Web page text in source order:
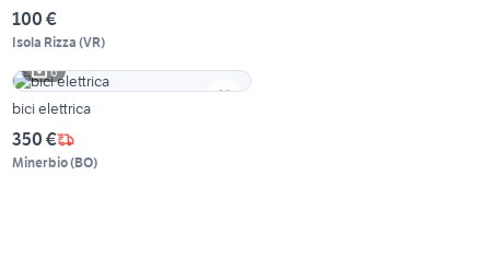
100 €
Isola Rizza (VR)
6
bici elettrica
350 €
Minerbio(BO)